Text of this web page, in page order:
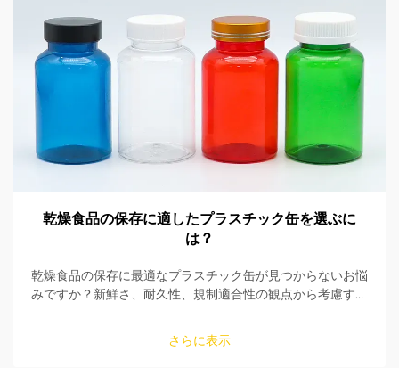
乾燥食品の保存に適したプラスチック缶を選ぶに
は？
乾燥食品の保存に最適なプラスチック缶が見つからないお悩
みですか？新鮮さ、耐久性、規制適合性の観点から考慮すべ
してください。
さらに表示